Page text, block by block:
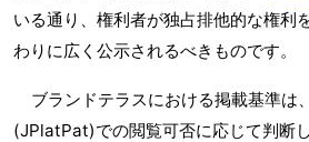
いる通り、権利者が独占排他的な権利
わりに広く公示されるべきものです。
ブランドテラスにおける掲載基準は
(JPlatPat)での閲覧可否に応じて判断